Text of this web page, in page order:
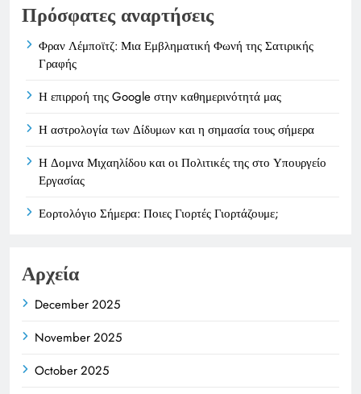
Πρόσφατες αναρτήσεις
Φραν Λέμποϊτζ: Μια Εμβληματική Φωνή της Σατιρικής
Γραφής
Η επιρροή της Google στην καθημερινότητά μας
Η αστρολογία των Δίδυμων και η σημασία τους σήμερα
Η Δομνα Μιχαηλίδου και οι Πολιτικές της στο Υπουργείο
Εργασίας
Εορτολόγιο Σήμερα: Ποιες Γιορτές Γιορτάζουμε;
Αρχεία
December 2025
November 2025
October 2025